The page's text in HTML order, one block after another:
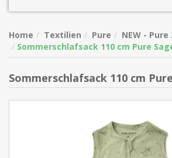
Home Textilien Pure
NEW - Pure
Sommerschlafsack 110 cm Pure
Sommerschlafsack 110 cm